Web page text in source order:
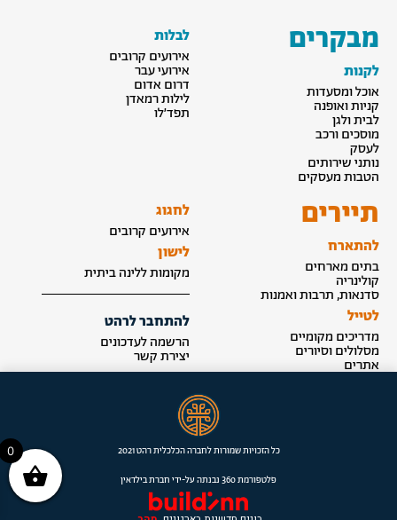
מבקרים
לקנות
אוכל ומסעדות
קניות ואופנה
לבית ולגן
מוסכים ורכב
לעסק
נותני שירותים
הטבות מעסקים
לבלות
אירועים קרובים
אירועי עבר
דרום אדום
לילות רמאדן
תפד׳לו
תיירים
להתארח
בתים מארחים
קולינריה
סדנאות, תרבות ואמנות
לטייל
מדריכים מקומיים
מסלולים וסיורים
אתרים
לחגוג
אירועים קרובים
לישון
מקומות ללינה ביתית
להתחבר לרהט
הרשמה לעדכונים
יצירת קשר
כל הזכויות שמורות לחברה הכלכלית רהט 2021
פלטפורמת 360 נבנתה על-ידי חברת בילדאין
0